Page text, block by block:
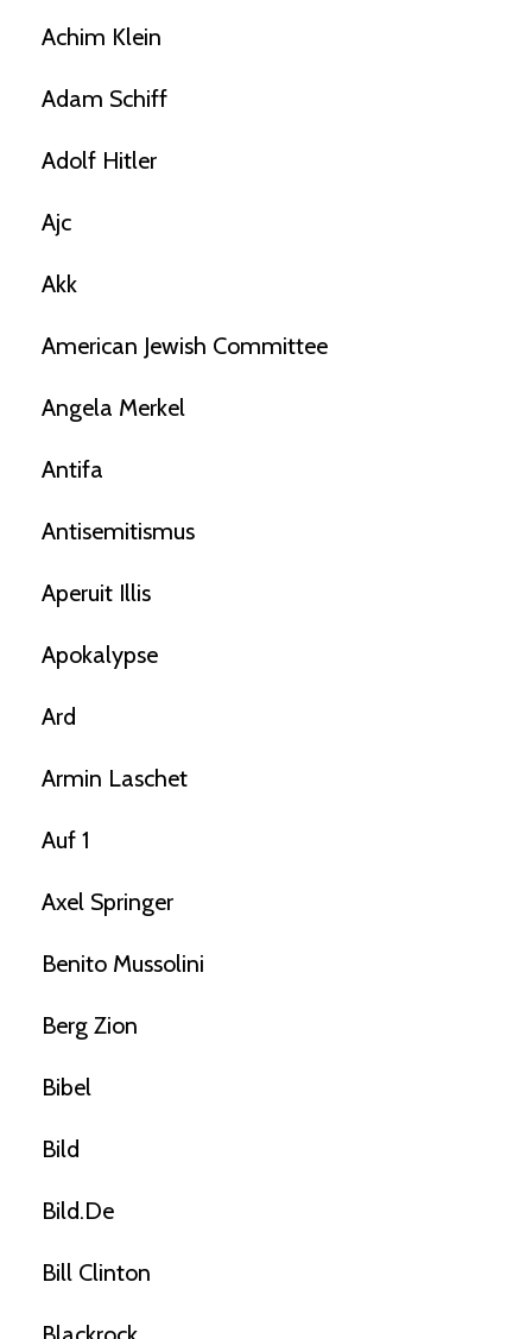
Achim Klein
Adam Schiff
Adolf Hitler
Ajc
Akk
American Jewish Committee
Angela Merkel
Antifa
Antisemitismus
Aperuit Illis
Apokalypse
Ard
Armin Laschet
Auf 1
Axel Springer
Benito Mussolini
Berg Zion
Bibel
Bild
Bild.de
Bill Clinton